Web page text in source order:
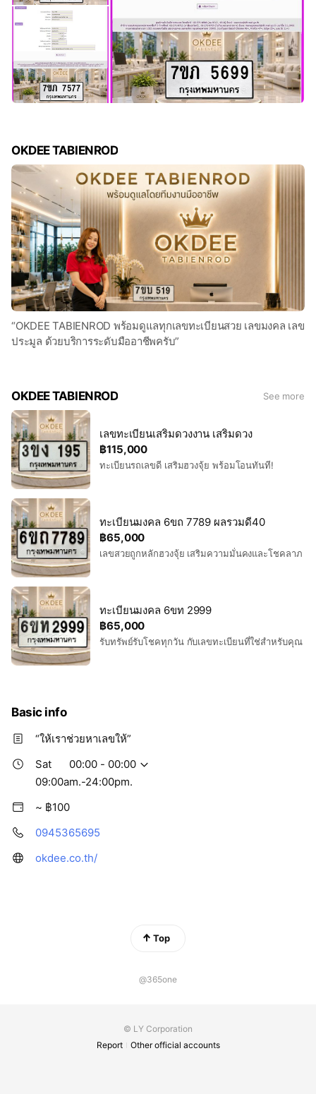
OKDEE TABIENROD
“OKDEE TABIENROD พร้อมดูแลทุกเลขทะเบียนสวย เลขมงคล เลข
ประมูล ด้วยบริการระดับมืออาชีพครับ”
OKDEE TABIENROD See more
฿115,000
เลขทะเบียนเสริมดวงงาน เสริมดวง
ทะเบียนรถเลขดี เสริมฮวงจุ้ย พร้อมโอนทันที!
฿65,000
ทะเบียนมงคล 6ขถ 7789 ผลรวมดี40
เลขสวยถูกหลักฮวงจุ้ย เสริมความมั่นคงและโชคลาภ
฿65,000
ทะเบียนมงคล 6ขท 2999
รับทรัพย์รับโชคทุกวัน กับเลขทะเบียนที่ใช่สำหรับคุณ
Basic info
“ให้เราช่วยหาเลขให้”
Sat
00:00 - 00:00
09:00am.-24:00pm.
~ ฿100
0945365695
okdee.co.th/
Top
@365one
© LY Corporation
Report
Other official accounts